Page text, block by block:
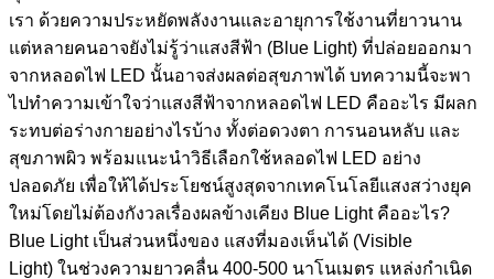
เรา ด้วยความประหยัดพลังงานและอายุการใช้งานที่ยาวนาน
แต่หลายคนอาจยังไม่รู้ว่าแสงสีฟ้า (Blue Light) ที่ปล่อยออกมา
จากหลอดไฟ LED นั้นอาจส่งผลต่อสุขภาพได้ บทความนี้จะพา
ไปทำความเข้าใจว่าแสงสีฟ้าจากหลอดไฟ LED คืออะไร มีผลก
ระทบต่อร่างกายอย่างไรบ้าง ทั้งต่อดวงตา การนอนหลับ และ
สุขภาพผิว พร้อมแนะนำวิธีเลือกใช้หลอดไฟ LED อย่าง
ปลอดภัย เพื่อให้ได้ประโยชน์สูงสุดจากเทคโนโลยีแสงสว่างยุค
ใหม่โดยไม่ต้องกังวลเรื่องผลข้างเคียง Blue Light คืออะไร?
Blue Light เป็นส่วนหนึ่งของ แสงที่มองเห็นได้ (Visible
Light) ในช่วงความยาวคลื่น 400-500 นาโนเมตร แหล่งกำเนิด